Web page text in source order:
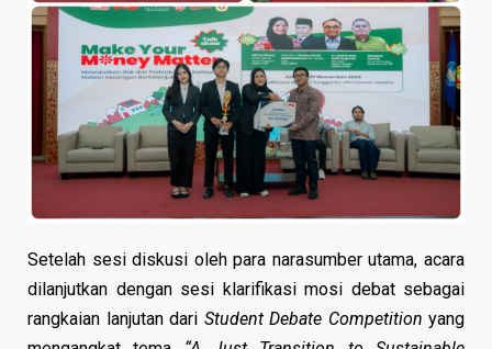
Setelah sesi diskusi oleh para narasumber utama, acara
dilanjutkan dengan sesi klarifikasi mosi debat sebagai
rangkaian lanjutan dari Student Debate Competition yang